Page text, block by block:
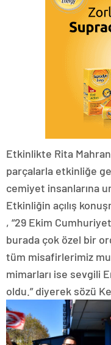
Etkinlikte Rita
parçalarla etkinliğe
cemiyet insanlarına
Etkinliğin açılış
, “29 Ekim
burada çok özel bir
tüm misafirlerimiz
mimarları ise sevgili
oldu.” diyerek sözü